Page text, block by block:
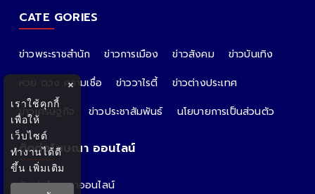
CATE GORIES
ข่าวพระราชสำนัก ข่าวการเมือง ข่าวสังคม
ข่าวบันเทิง
หวย ดวง ความเชื่อ
ข่าววาไรตี้
ข่าวต่างประเทศ
ข่าวเศรษฐกิจ
ข่าวประชาสัมพันธ์ นโยบายการเป็นส่วนตัว
ติดต่อโฆษณา ออนไลน์
ติดต่อโฆษณาออนไลน์
×
เราใช้คุกกี้
เพื่อให้
เว็บไซต์
ทำงานได้ดี
ขึ้น เพิ่มเติม